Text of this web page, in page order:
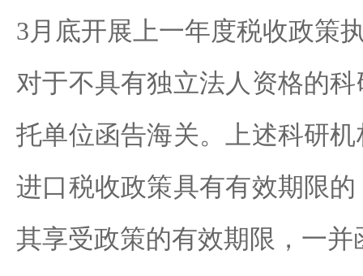
3月底开展上一年度税收政策
对于不具有独立法人资格的
托单位函告海关。上述科研
进口税收政策具有有效期限
其享受政策的有效期限，一并